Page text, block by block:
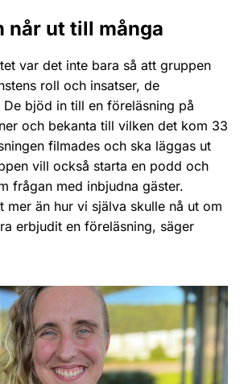
når ut till många
var det inte bara så att gruppen
roll och insatser, de
bjöd in till en föreläsning på
och bekanta till vilken det kom 33
filmades och ska läggas ut
vill också starta en podd och
frågan med inbjudna gäster.
mer än hur vi själva skulle nå ut om
erbjudit en föreläsning, säger